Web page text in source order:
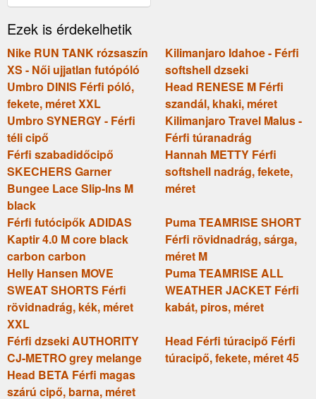
Ezek is érdekelhetik
Nike RUN TANK rózsaszín
XS - Női ujjatlan futópóló
Kilimanjaro Idahoe - Férfi
softshell dzseki
Umbro DINIS Férfi póló,
fekete, méret XXL
Head RENESE M Férfi
szandál, khaki, méret
Umbro SYNERGY - Férfi
téli cipő
Kilimanjaro Travel Malus -
Férfi túranadrág
Férfi szabadidőcipő
SKECHERS Garner
Bungee Lace Slip-Ins M
black
Hannah METTY Férfi
softshell nadrág, fekete,
méret
Férfi futócipők ADIDAS
Kaptir 4.0 M core black
carbon carbon
Puma TEAMRISE SHORT
Férfi rövidnadrág, sárga,
méret M
Helly Hansen MOVE
SWEAT SHORTS Férfi
rövidnadrág, kék, méret
XXL
Puma TEAMRISE ALL
WEATHER JACKET Férfi
kabát, piros, méret
Férfi dzseki AUTHORITY
CJ-METRO grey melange
Head Férfi túracipő Férfi
túracipő, fekete, méret 45
Head BETA Férfi magas
szárú cipő, barna, méret